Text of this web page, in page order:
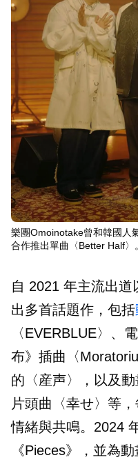
樂團Omoinotake曾和韓國人
合作推出單曲〈Better Half〉
自 2021 年主流出
出多首話題作，包括
〈EVERBLUE〉、
布》插曲〈
的〈産声〉，以及
片頭曲〈幸せ〉等
情緒與共鳴。2024
《Pieces》，並為